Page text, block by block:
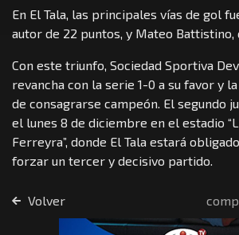
En El Tala, las principales vías de gol
autor de 22 puntos, y Mateo Battistino,
Con este triunfo, Sociedad Sportiva
revancha con la serie 1-0 a su favor y
de consagrarse campeón. El segundo
el lunes 8 de diciembre en el estadio
Ferreyra”, donde El Tala estará
forzar un tercer y decisivo partido.
Volver